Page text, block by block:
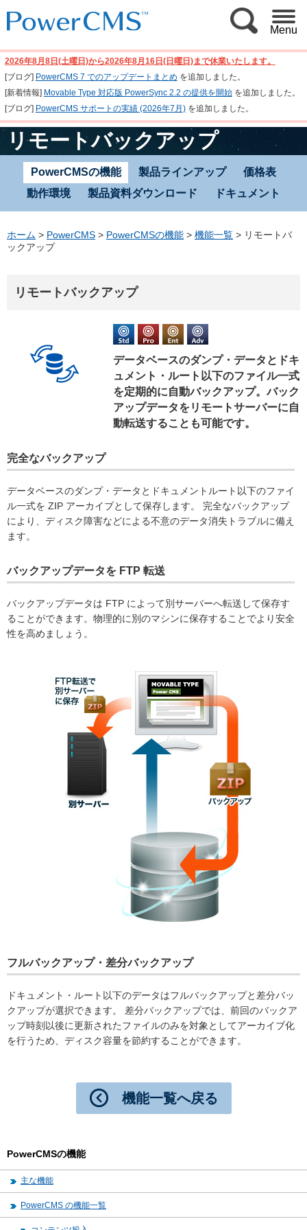
Menu
2026年8月8日(土曜日)から2026年8月16日(日曜日)まで休業いたします。
[ブログ] PowerCMS 7 でのアップデートまとめ を追加しました。
[新着情報] Movable Type 対応版 PowerSync 2.2 の提供を開始を追加しました。
[ブログ] PowerCMS サポートの実績 (2026年7月)を追加しました。
リモートバックアップ
PowerCMSの機能 製品ラインアップ
価格表
動作環境
製品資料ダウンロード ドキュメント
ホーム > PowerCMS > PowerCMSの機能 > 機能一覧 > リモートバ
ックアップ
リモートバックアップ
データベースのダンプ・データとドキ
ュメント・ルート以下のファイル一式
を定期的に自動バックアップ。バック
アップデータをリモートサーバーに自
動転送することも可能です。
完全なバックアップ
データベースのダンプ・データとドキュメントルート以下のファイ
ル一式を ZIP アーカイブとして保存します。 完全なバックアップ
により、ディスク障害などによる不意のデータ消失トラブルに備え
ます。
バックアップデータを FTP 転送
バックアップデータは FTP によって別サーバーへ転送して保存す
ることができます。物理的に別のマシンに保存することでより安全
性を高めましょう。
フルバックアップ・差分バックアップ
ドキュメント・ルート以下のデータはフルバックアップと差分バッ
クアップが選択できます。 差分バックアップでは、前回のバックア
ップ時刻以後に更新されたファイルのみを対象としてアーカイブ化
を行うため、ディスク容量を節約することができます。
機能一覧へ戻る
PowerCMSの機能
主な機能
PowerCMS の機能一覧